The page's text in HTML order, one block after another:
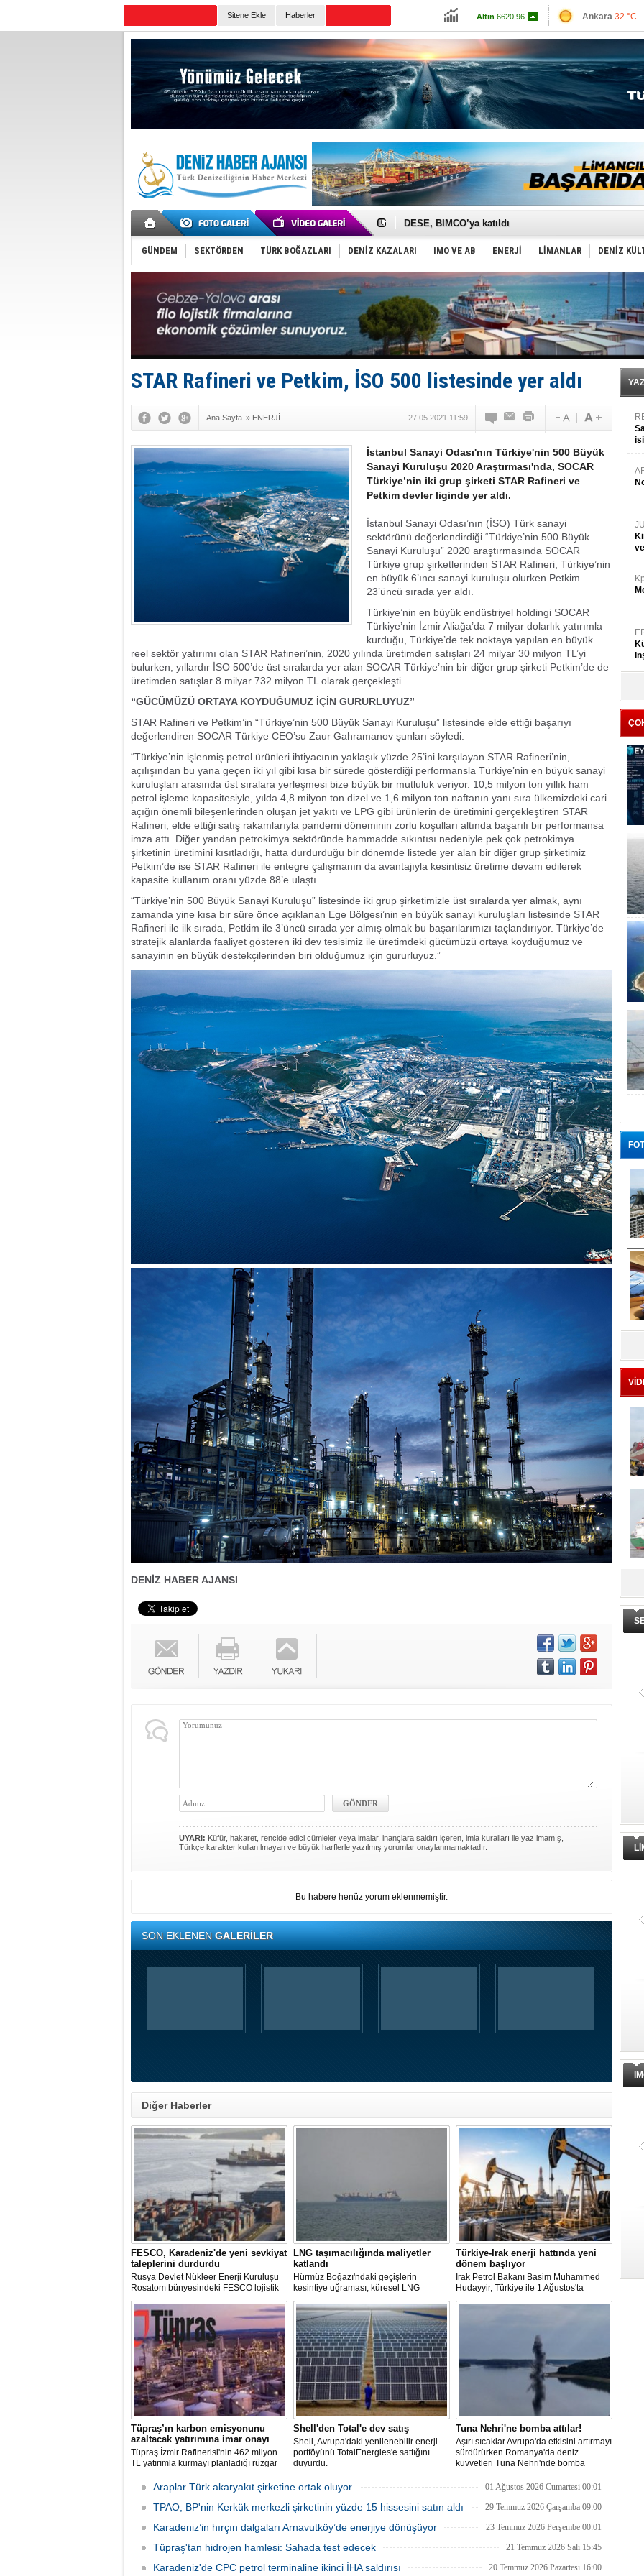
Sitene Ekle Haberler Altın 6620.96
Euro55.0368
Ankara 32 °C
Antalya32 °C
Muğla 33 °C
Çanakkale 29
İngiliz aktivistler, gemide mahsur kaldı!
DESE, BIMCO’ya katıldı
GİMBİRDER gemi inşa yan sanayinin sorunlarını
35 milyon TL'lik tekne projesinde karar çıktı
İnsansız cankurtaran ihalesini BlueForge kazandı
Yüzyıl sonra ilk kez dünyaya açılan gizemli ada!
Anadolu Tersanesi EYDEP’te A sertifikası alan ilk
Derince, ILCA Masters Türkiye Şampiyonası’na ev
Tüpraş, ham petrol taşımacılığına 4 yeni tanker daha
İTU AUV, Dünya’da 2. oldu!
LNG taşımacılığında maliyetler katlandı
PROYAD, yat mürettebatı için yurt dışı harcı için
Türk Armatöre 'Uyuşturucu' tutuklaması!
GÜNDEM SEKTÖRDEN TÜRK BOĞAZLARI DENİZ KAZALARI IMO VE AB ENERJİ LİMANLAR DENİZ
STAR Rafineri ve Petkim, İSO 500 listesinde yer aldı
Ana Sayfa » ENERJİ 27.05.2021 11:59
İstanbul Sanayi Odası'nın Türkiye'nin 500 Büyük
Sanayi Kuruluşu 2020 Araştırması'nda, SOCAR
Türkiye’nin iki grup şirketi STAR Rafineri ve
Petkim devler liginde yer aldı.
İstanbul Sanayi Odası’nın (İSO) Türk sanayi
sektörünü değerlendirdiği “Türkiye’nin 500 Büyük
Sanayi Kuruluşu” 2020 araştırmasında SOCAR
Türkiye grup şirketlerinden STAR Rafineri, Türkiye’nin
en büyük 6’ıncı sanayi kuruluşu olurken Petkim
23’üncü sırada yer aldı.
Türkiye’nin en büyük endüstriyel holdingi SOCAR
Türkiye’nin İzmir Aliağa’da 7 milyar dolarlık yatırımla
kurduğu, Türkiye’de tek noktaya yapılan en büyük
reel sektör yatırımı olan STAR Rafineri’nin, 2020 yılında üretimden satışları 24 milyar 30 milyon TL’yi
bulurken, yıllardır İSO 500’de üst sıralarda yer alan SOCAR Türkiye’nin bir diğer grup şirketi Petkim’de de
üretimden satışlar 8 milyar 732 milyon TL olarak gerçekleşti.
“GÜCÜMÜZÜ ORTAYA KOYDUĞUMUZ İÇİN GURURLUYUZ”
STAR Rafineri ve Petkim’in “Türkiye’nin 500 Büyük Sanayi Kuruluşu” listesinde elde ettiği başarıyı
değerlendiren SOCAR Türkiye CEO’su Zaur Gahramanov şunları söyledi:
“Türkiye’nin işlenmiş petrol ürünleri ihtiyacının yaklaşık yüzde 25’ini karşılayan STAR Rafineri’nin,
açılışından bu yana geçen iki yıl gibi kısa bir sürede gösterdiği performansla Türkiye’nin en büyük sanayi
kuruluşları arasında üst sıralara yerleşmesi bize büyük bir mutluluk veriyor. 10,5 milyon ton yıllık ham
petrol işleme kapasitesiyle, yılda 4,8 milyon ton dizel ve 1,6 milyon ton naftanın yanı sıra ülkemizdeki cari
açığın önemli bileşenlerinden oluşan jet yakıtı ve LPG gibi ürünlerin de üretimini gerçekleştiren STAR
Rafineri, elde ettiği satış rakamlarıyla pandemi döneminin zorlu koşulları altında başarılı bir performansa
imza attı. Diğer yandan petrokimya sektöründe hammadde sıkıntısı nedeniyle pek çok petrokimya
şirketinin üretimini kısıtladığı, hatta durdurduğu bir dönemde listede yer alan bir diğer grup şirketimiz
Petkim’de ise STAR Rafineri ile entegre çalışmanın da avantajıyla kesintisiz üretime devam edilerek
kapasite kullanım oranı yüzde 88’e ulaştı.
“Türkiye’nin 500 Büyük Sanayi Kuruluşu” listesinde iki grup şirketimizle üst sıralarda yer almak, aynı
zamanda yine kısa bir süre önce açıklanan Ege Bölgesi’nin en büyük sanayi kuruluşları listesinde STAR
Rafineri ile ilk sırada, Petkim ile 3’üncü sırada yer almış olmak bu başarılarımızı taçlandırıyor. Türkiye’de
stratejik alanlarda faaliyet gösteren iki dev tesisimiz ile üretimdeki gücümüzü ortaya koyduğumuz ve
sanayinin en büyük destekçilerinden biri olduğumuz için gururluyuz.”
DENİZ HABER AJANSI
UYARI: Küfür, hakaret, rencide edici cümleler veya imalar, inançlara saldırı içeren, imla kuralları ile yazılmamış,
Türkçe karakter kullanılmayan ve büyük harflerle yazılmış yorumlar onaylanmamaktadır.
Bu habere henüz yorum eklenmemiştir.
SON EKLENENGALERİLER
Diğer Haberler
FESCO, Karadeniz'de yeni sevkiyat
taleplerini durdurdu
Rusya Devlet Nükleer Enerji Kuruluşu
Rosatom bünyesindeki FESCO lojistik
şirketi, Karadeniz üzerinden yapılacak
sevkiyatlara ilişkin yeni taleplerin
kabulünü geçici olarak durdurdu.
LNG taşımacılığında maliyetler
katlandı
Hürmüz Boğazı'ndaki geçişlerin
kesintiye uğraması, küresel LNG
arzında aksamalara yol açarken sefer
sürelerini uzattı ve gemi kiralama ile
deniz yakıtı maliyetlerini 2022 enerji
krizinden bu yana en yüksek seviyelere
çıkardı.
Türkiye-Irak enerji hattında yeni
dönem başlıyor
Irak Petrol Bakanı Basim Muhammed
Hudayyir, Türkiye ile 1 Ağustos'ta
imzalanan anlaşma kapsamında günlük
uzatıldığını belirten Hudayyir, bu süreçte
uzun vadeli bir çerçeve anlaşmanın
hazırlanacağını bildirdi.
Tüpraş’ın karbon emisyonunu
azaltacak yatırımına imar onayı
Tüpraş İzmir Rafinerisi'nin 462 milyon
TL yatırımla kurmayı planladığı rüzgar
nazım ve uygulama imar planı
değişiklikleri Çevre, Şehircilik ve İklim
Değişikliği Bakanlığı tarafından
Shell'den Total'e dev satış
Shell, Avrupa'daki yenilenebilir enerji
portföyünü TotalEnergies'e sattığını
duyurdu.
Tuna Nehri'ne bomba attılar!
Aşırı sıcaklar Avrupa'da etkisini artırmayı
sürdürürken Romanya'da deniz
kuvvetleri Tuna Nehri'nde bomba
Araplar Türk akaryakıt şirketine ortak oluyor 01 Ağustos 2026 Cumartesi 00:01
TPAO, BP'nin Kerkük merkezli şirketinin yüzde 15 hissesini satın aldı 29 Temmuz 2026 Çarşamba 09:00
Karadeniz’in hırçın dalgaları Arnavutköy’de enerjiye dönüşüyor 23 Temmuz 2026 Perşembe 00:01
Tüpraş'tan hidrojen hamlesi: Sahada test edecek 21 Temmuz 2026 Salı 15:45
Karadeniz'de CPC petrol terminaline ikinci İHA saldırısı 20 Temmuz 2026 Pazartesi 16:00